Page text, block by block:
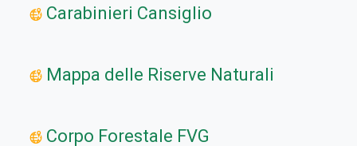
Carabinieri Cansiglio
Mappa delle Riserve Naturali
Corpo Forestale FVG